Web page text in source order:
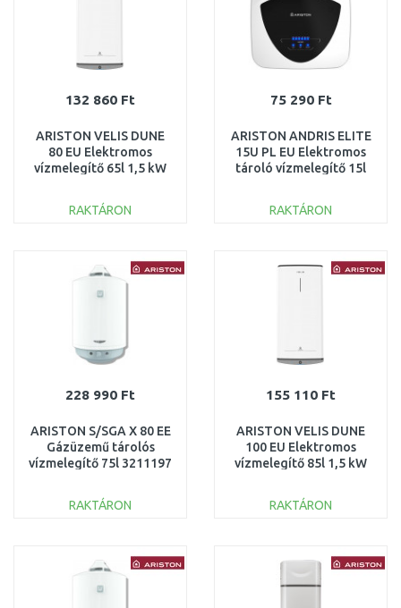
132 860 Ft
ARISTON VELIS DUNE
80 EU Elektromos
vízmelegítő 65l 1,5 kW
RAKTÁRON
Összehasonlítás
75 290 Ft
ARISTON ANDRIS ELITE
15U PL EU Elektromos
tároló vízmelegítő 15l
RAKTÁRON
Összehasonlítás
228 990 Ft
ARISTON S/SGA X 80 EE
Gázüzemű tárolós
vízmelegítő 75l 3211197
RAKTÁRON
Összehasonlítás
155 110 Ft
ARISTON VELIS DUNE
100 EU Elektromos
vízmelegítő 85l 1,5 kW
RAKTÁRON
Összehasonlítás